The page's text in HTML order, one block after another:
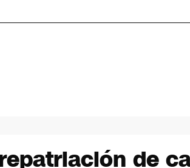
de